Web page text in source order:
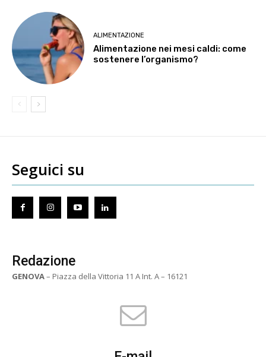
ALIMENTAZIONE
Alimentazione nei mesi caldi: come
sostenere l’organismo?
Seguici su
Redazione
GENOVA– Piazza della Vittoria 11 A Int. A – 16121